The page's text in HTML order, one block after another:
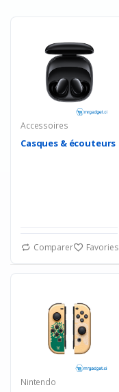
Accessoires
Casques & écouteurs
Comparer Favories
Nintendo